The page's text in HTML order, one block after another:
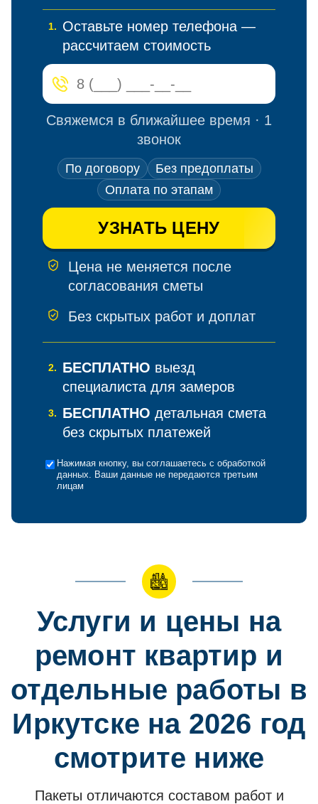
1.
Оставьте номер телефона —
рассчитаем стоимость
Свяжемся в ближайшее время · 1
звонок
По договору
Без предоплаты
Оплата по этапам
УЗНАТЬ ЦЕНУ
Цена не меняется после
согласования сметы
Без скрытых работ и доплат
2. БЕСПЛАТНО выезд
специалиста для замеров
3. БЕСПЛАТНО детальная смета
без скрытых платежей
Нажимая кнопку, вы соглашаетесь с обработкой
данных. Ваши данные не передаются третьим
лицам
Услуги и цены на
ремонт квартир и
отдельные работы в
Иркутске на 2026 год
смотрите ниже
Пакеты отличаются составом работ и